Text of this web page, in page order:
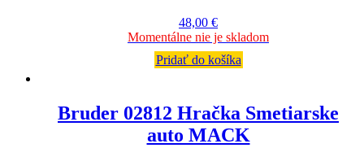
48,00 €
Momentálne nie je skladom
Pridať do košíka
Bruder 02812 Hračka Smetiarske
auto MACK